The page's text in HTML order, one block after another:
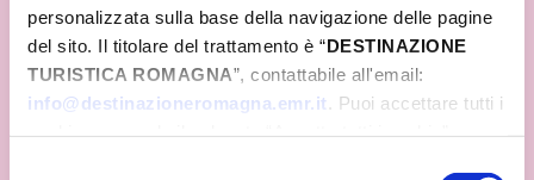
personalizzata sulla base della navigazione delle pagine
del sito. Il titolare del trattamento è “DESTINAZIONE
TURISTICA ROMAGNA”, contattabile all'email:
info@destinazioneromagna.emr.it . Puoi accettare tutti i